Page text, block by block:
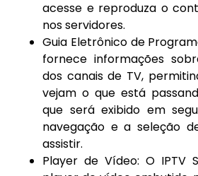
acesse e reproduza o
nos servidores.
Guia Eletrônico de
fornece informações
dos canais de TV,
vejam o que está
que será exibido em
navegação e a seleção
assistir.
Player de Vídeo: O IPTV